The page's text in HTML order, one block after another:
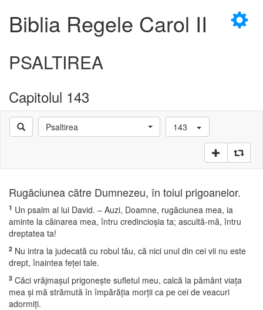
×
Biblia Regele Carol II
PSALTIREA
Capitolul 143
Psaltirea 143
Rugăciunea către Dumnezeu, în toiul prigoanelor.
1 Un psalm al lui David. – Auzi, Doamne, rugăciunea mea, ia
aminte la căinarea mea, întru credincioşia ta; ascultă-mă, întru
dreptatea ta!
2 Nu intra la judecată cu robul tău, că nici unul din cei vii nu este
drept, înaintea feţei tale.
3 Căci vrăjmaşul prigoneşte sufletul meu, calcă la pământ viaţa
mea şi mă strămută în împărăţia morţii ca pe cei de veacuri
adormiţi.